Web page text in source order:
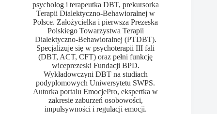
psycholog i terapeutka DBT, prekursorka
Terapii Dialektyczno-Behawioralnej w
Polsce. Założycielka i pierwsza Prezeska
Polskiego Towarzystwa Terapii
Dialektyczno-Behawioralnej (PTDBT).
Specjalizuje się w psychoterapii III fali
(DBT, ACT, CFT) oraz pełni funkcję
wiceprezeski Fundacji BPD.
Wykładowczyni DBT na studiach
podyplomowych Uniwersytetu SWPS.
Autorka portalu EmocjePro, ekspertka w
zakresie zaburzeń osobowości,
impulsywności i regulacji emocji.